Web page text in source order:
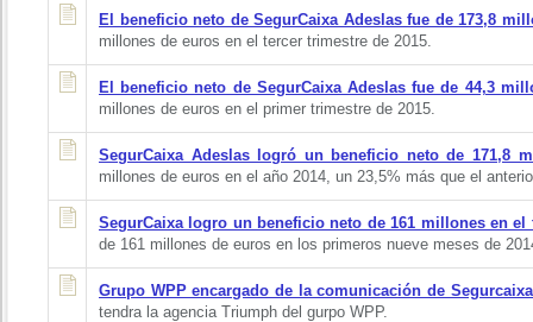
El beneficio neto de SegurCaixa Adeslas fue de 173,8
millones de euros en el tercer trimestre de 2015.
El beneficio neto de SegurCaixa Adeslas fue de 44,3
millones de euros en el primer trimestre de 2015.
SegurCaixa Adeslas logró un beneficio neto de 171,8
millones de euros en el año 2014, un 23,5% más que el
SegurCaixa logro un beneficio neto de 161 millones en el
de 161 millones de euros en los primeros nueve meses de
Grupo WPP encargado de la comunicación de
tendra la agencia Triumph del gurpo WPP.